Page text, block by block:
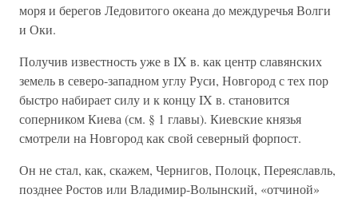
моря и берегов Ледовитого океана до междуречья Волги
и Оки.
Получив известность уже в IX в. как центр славянских
земель в северо-западном углу Руси, Новгород с тех пор
быстро набирает силу и к концу IX в. становится
соперником Киева (см. § 1 главы). Киевские князья
смотрели на Новгород как свой северный форпост.
Он не стал, как, скажем, Чернигов, Полоцк, Переяславль,
позднее Ростов или Владимир-Волынский, «отчиной»